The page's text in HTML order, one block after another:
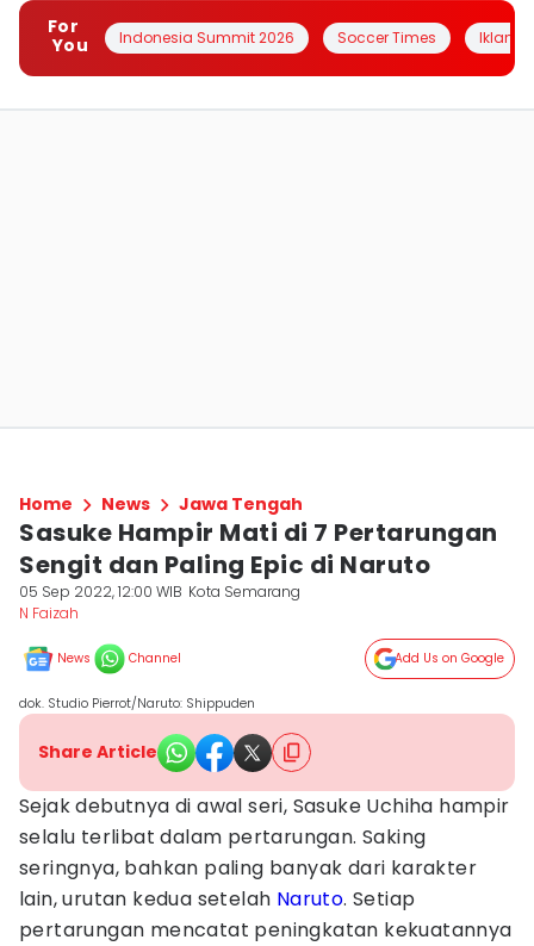
For
You
Indonesia Summit 2026 Soccer Times Iklanin
Home News Jawa Tengah
Sasuke Hampir Mati di 7 Pertarungan
Sengit dan Paling Epic di Naruto
05 Sep 2022, 12:00 WIB Kota Semarang
N Faizah
News Channel Add Us on Google
dok. Studio Pierrot/Naruto: Shippuden
Share Article
Sejak debutnya di awal seri, Sasuke Uchiha hampir
selalu terlibat dalam pertarungan. Saking
seringnya, bahkan paling banyak dari karakter
lain, urutan kedua setelah Naruto. Setiap
pertarungan mencatat peningkatan kekuatannya